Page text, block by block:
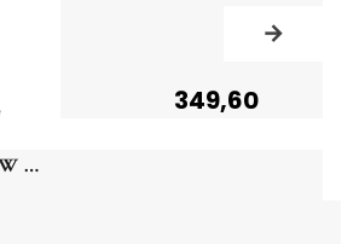
PIRELLI - 205/45 WR17 TL 88W PI P7 CINT RFT (*)XL P7C2 - 2054517 - BBA
349,60